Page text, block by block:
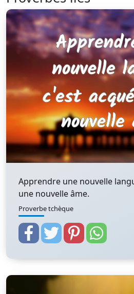
Apprendre une nouvelle
une nouvelle âme.
Proverbe tchèque